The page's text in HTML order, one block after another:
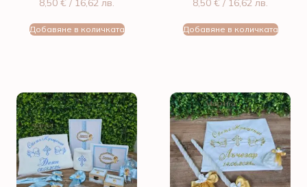
8,50 € / 16,62 лв.
Добавяне в количката
8,50 € / 16,62 лв.
Добавяне в количката